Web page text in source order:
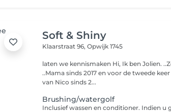
Soft & Shiny
Klaarstraat 96,Opwijk 1745
laten we kennismaken Hi, Ik ben Jolien. ..Zelfstandige sinds 2016..
..Mama sinds 2017 en voor de tweede
van Nico sinds 2...
Brushing/watergolf